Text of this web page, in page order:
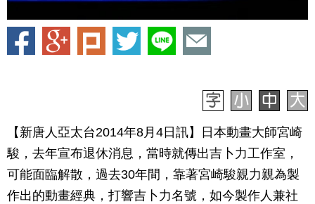
【新唐人亞太台2014年8月4日訊】日本動畫大師宮崎
駿，去年宣布退休消息，當時就傳出吉卜力工作室，
可能面臨解散，過去30年間，靠著宮崎駿親力親為製
作出的動畫經典，打響吉卜力名號，如今製作人兼社